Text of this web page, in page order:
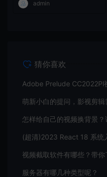
admin
猜你喜欢
服务器有哪几种类型呢？